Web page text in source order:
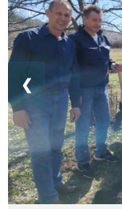
❮